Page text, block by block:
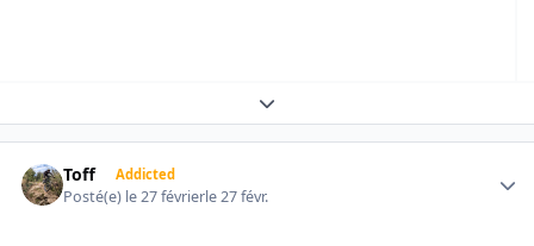
Expand topic overview
Toff Addicted
Posté(e) le 27 févrierle 27 févr.